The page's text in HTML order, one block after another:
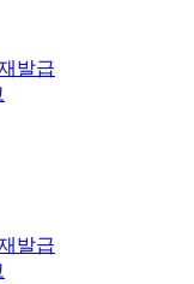
발급
발급